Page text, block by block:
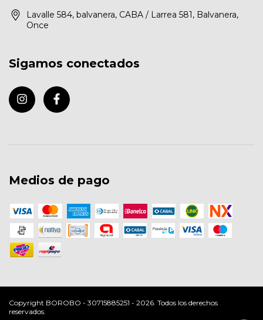
Lavalle 584, balvanera, CABA / Larrea 581, Balvanera,
Once
Sigamos conectados
Medios de pago
Copyright BOROBO - 30715885251 - 2026. Todos los derechos
reservados.